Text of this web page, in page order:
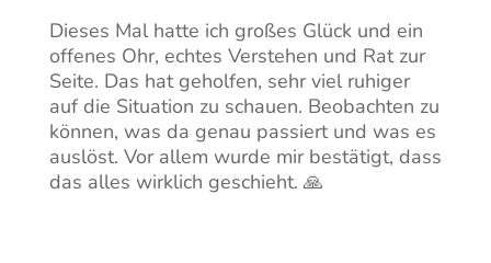
Dieses Mal hatte ich großes Glück und ein
offenes Ohr, echtes Verstehen und Rat zur
Seite. Das hat geholfen, sehr viel ruhiger
auf die Situation zu schauen. Beobachten zu
können, was da genau passiert und was es
auslöst. Vor allem wurde mir bestätigt, dass
das alles wirklich geschieht. 🙏